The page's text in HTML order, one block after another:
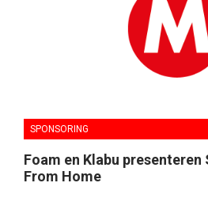
SPONSORING
Foam en Klabu
From Home